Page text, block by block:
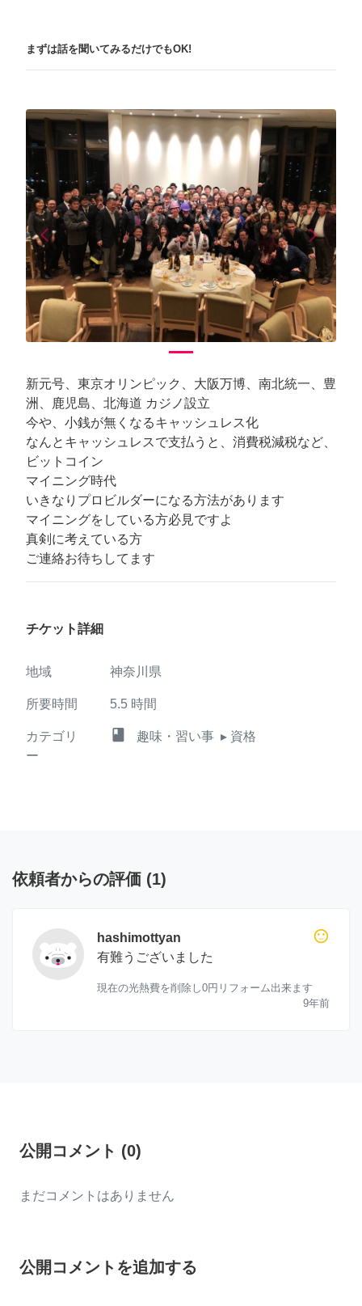
まずは話を聞いてみるだけでもOK!
arrow_back_iosPrevious arrow_forward_iosNext
新元号、東京オリンピック、大阪万博、南北統一、豊
洲、鹿児島、北海道 カジノ設立
今や、小銭が無くなるキャッシュレス化
なんとキャッシュレスで支払うと、消費税減税など、
ビットコイン
マイニング時代
いきなりプロビルダーになる方法があります
マイニングをしている方必見ですよ
真剣に考えている方
ご連絡お待ちしてます
チケット詳細
地域 神奈川県
所要時間 5.5 時間
カテゴリ
ー
class 趣味・習い事 ▸ 資格
依頼者からの評価 (1)
sentiment_neutral
hashimottyan
有難うございました
現在の光熱費を削除し0円リフォーム出来ます
9年前
公開コメント (0)
まだコメントはありません
公開コメントを追加する